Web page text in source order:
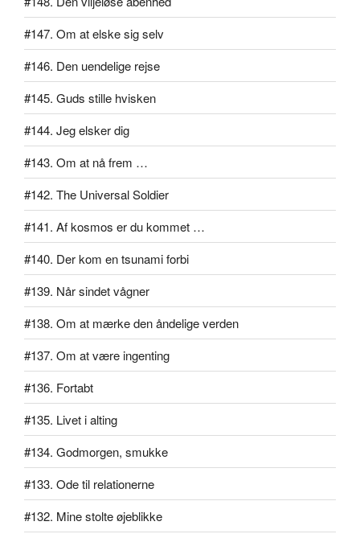
#147. Om at elske sig selv
#146. Den uendelige rejse
#145. Guds stille hvisken
#144. Jeg elsker dig
#143. Om at nå frem …
#142. The Universal Soldier
#141. Af kosmos er du kommet …
#140. Der kom en tsunami forbi
#139. Når sindet vågner
#138. Om at mærke den åndelige verden
#137. Om at være ingenting
#136. Fortabt
#135. Livet i alting
#134. Godmorgen, smukke
#133. Ode til relationerne
#132. Mine stolte øjeblikke